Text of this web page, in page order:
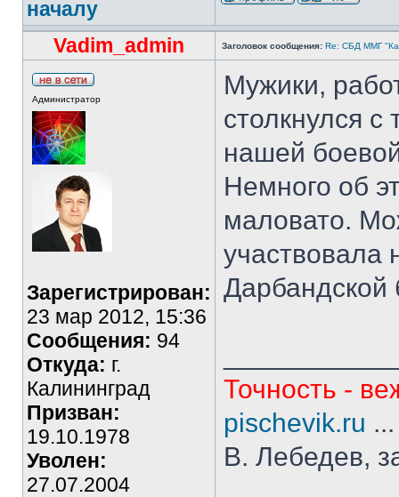
началу
Vadim_admin
Заголовок сообщения: Re: СБД ММГ
Администратор
Зарегистрирован:
23 мар 2012, 15:36
Сообщения: 94
Откуда: г.
Калининград
Призван:
19.10.1978
Уволен:
27.07.2004
Мужики,
столкнулся
нашей
Немного об
маловато.
участвовала
Дарбандской
Точность -
pischevik.ru
В. Лебедев,